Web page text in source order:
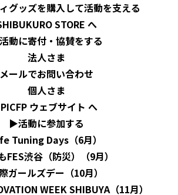
グッズを購入して活動を支える
STORE へ
動に寄付・協賛をする
法人さま
メールでお問い合わせ
個人さま
ウェブサイト へ
▶︎活動に参加する
Tuning Days（6月）
FES渋谷（防災）（9月）
ガールズデー（10月）
WEEK SHIBUYA（11月）